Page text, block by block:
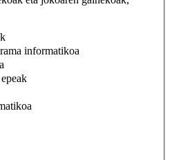
informatikoa